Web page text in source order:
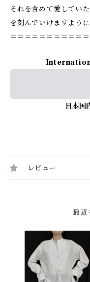
それを含めて愛してい
を刻んでいけますよう
＝＝＝＝＝＝＝＝＝＝
日本国
レビュー
最近